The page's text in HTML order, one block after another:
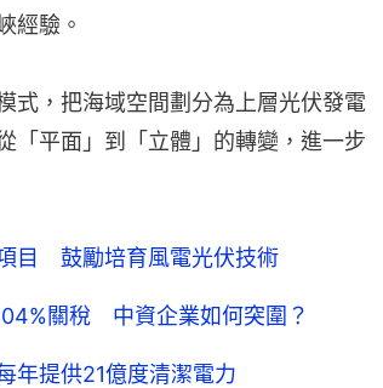
經驗。
式，把海域空間劃分為上層光伏發電
「平面」到「立體」的轉變，進一步
目 鼓勵培育風電光伏技術
關稅 中資企業如何突圍？
提供21億度清潔電力